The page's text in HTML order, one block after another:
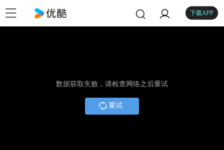
下载APP
数据获取失败，请检查网络之后重试
重试